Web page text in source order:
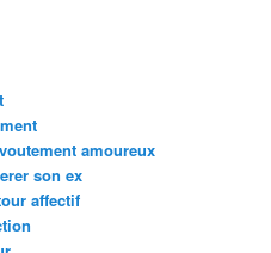
amoureux
son ex
affectif